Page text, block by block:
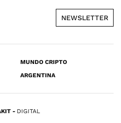
NEWSLETTER
MUNDO CRIPTO
ARGENTINA
DIGITAL